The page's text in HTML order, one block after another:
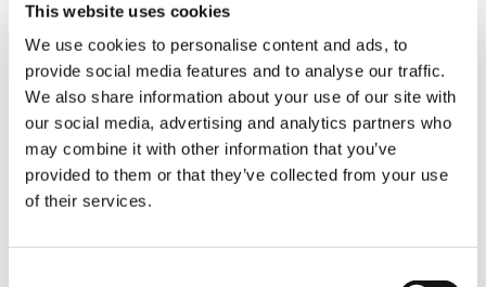
This website uses cookies
We use cookies to personalise content and ads, to
provide social media features and to analyse our traffic.
We also share information about your use of our site with
our social media, advertising and analytics partners who
may combine it with other information that you’ve
provided to them or that they’ve collected from your use
of their services.
perché la qualità è l’aspetto preso in maggior
considerazione. Le nostre gru offrono un valore
eccezionale, lunga durata e grande affidabilità
per tutte le esigenze del tuo progetto. I dati
raccolti dai clienti rivelano livelli di efficienza di
funzionamento molto più elevati con Tadano
rispetto alla concorrenza. La capacità di durare
a lungo nasce da un’ingegneria e da un design
strutturale di livello superiore, che si